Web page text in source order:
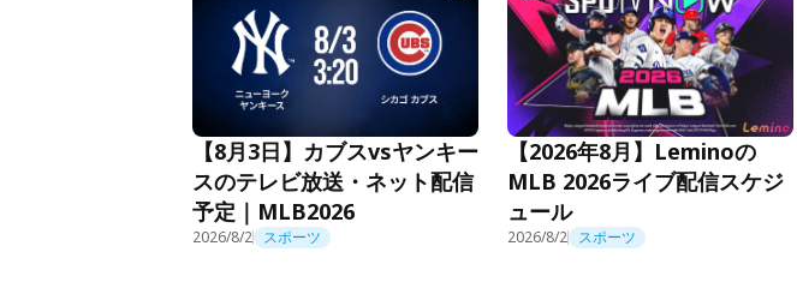
【8月3日】カブスvsヤンキー
スのテレビ放送・ネット配信
予定｜MLB2026
2026/8/2 スポーツ
【2026年8月】Leminoの
MLB 2026ライブ配信スケジ
ュール
2026/8/2 スポーツ